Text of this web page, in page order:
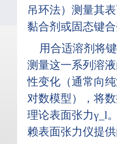
吊环法）测量其
黏合剂或固态键
用合适溶剂将
测量这一系列溶
性变化（通常向
对数模型），将
理论表面张力γ_l
赖表面张力仪提